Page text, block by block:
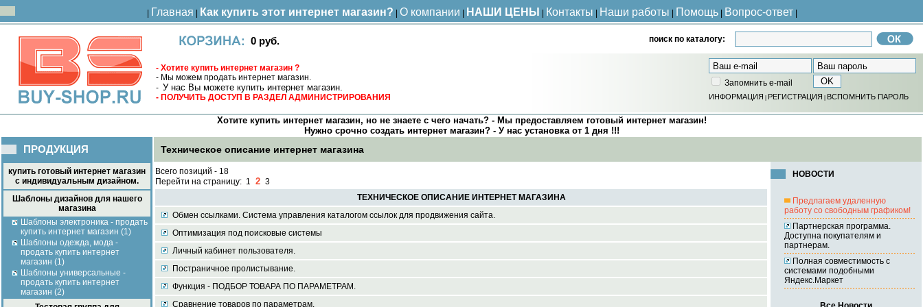
Главная Как купить этот интернет магазин? О компании НАШИ ЦЕНЫ Контакты Наши работы Помощь| Вопрос-ответ|
0 руб. поиск по каталогу:
- Хотите купить интернет магазин ?
- Мы можем продать интернет магазин.
- У нас Вы можете купить интернет магазин.
- ПОЛУЧИТЬ ДОСТУП В РАЗДЕЛ АДМИНИСТРИРОВАНИЯ
Запомнить e-mail
ИНФОРМАЦИЯ РЕГИСТРАЦИЯ ВСПОМНИТЬ ПАРОЛЬ
Хотите купить интернет магазин, но не знаете с чего начать? - Мы предоставляем готовый интернет магазин!
Нужно срочно создать интернет магазин? - У нас установка от 1 дня !!!
ПРОДУКЦИЯ
купить готовый интернет магазин
с индивидуальным дизайном.
Шаблоны дизайнов для нашего
магазина
Шаблоны электроника - продать
купить интернет магазин (1)
Шаблоны одежда, мода -
продать купить интернет
магазин (1)
Шаблоны универсальные -
продать купить интернет
магазин (2)
Техническое описание интернет магазина
Всего позиций - 18
Перейти на страницу: 1 2 3
ТЕХНИЧЕСКОЕ ОПИСАНИЕ ИНТЕРНЕТ МАГАЗИНА
Обмен ссылками. Система управления каталогом ссылок для продвижения сайта.
Оптимизация под поисковые системы
Личный кабинет пользователя.
Постраничное пролистывание.
Функция - ПОДБОР ТОВАРА ПО ПАРАМЕТРАМ.
Сравнение товаров по параметрам.
НОВОСТИ
Предлагаем удаленную
работу со свободным графиком!
Партнерская программа.
Доступна покупателям и
партнерам.
Полная совместимость с
системами подобными
Яндекс.Маркет